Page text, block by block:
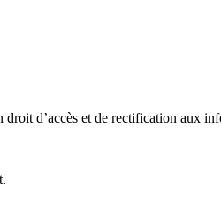
d’accès et de rectification aux